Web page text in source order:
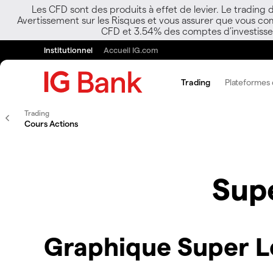
Les CFD sont des produits à effet de levier. Le
Avertissement sur les Risques et vous assurer que vous
CFD et 3.54% des comptes
Institutionnel Accueil IG.com
Trading Plateformes
Trading
Cours Actions
Graphique Super